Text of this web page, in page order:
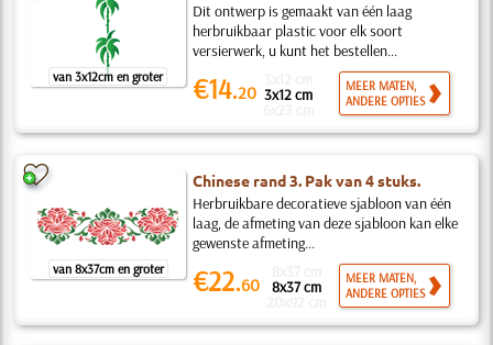
van 3x12cm en groter
Dit ontwerp is gemaakt van één laag
herbruikbaar plastic voor elk soort
versierwerk, u kunt het bestellen...
€14.20 3x12 cm
MEER MATEN,
ANDERE OPTIES
van 8x37cm en groter
Chinese rand 3. Pak van 4 stuks.
Herbruikbare decoratieve sjabloon van één
laag, de afmeting van deze sjabloon kan elke
gewenste afmeting...
€22.60 8x37 cm
MEER MATEN,
ANDERE OPTIES